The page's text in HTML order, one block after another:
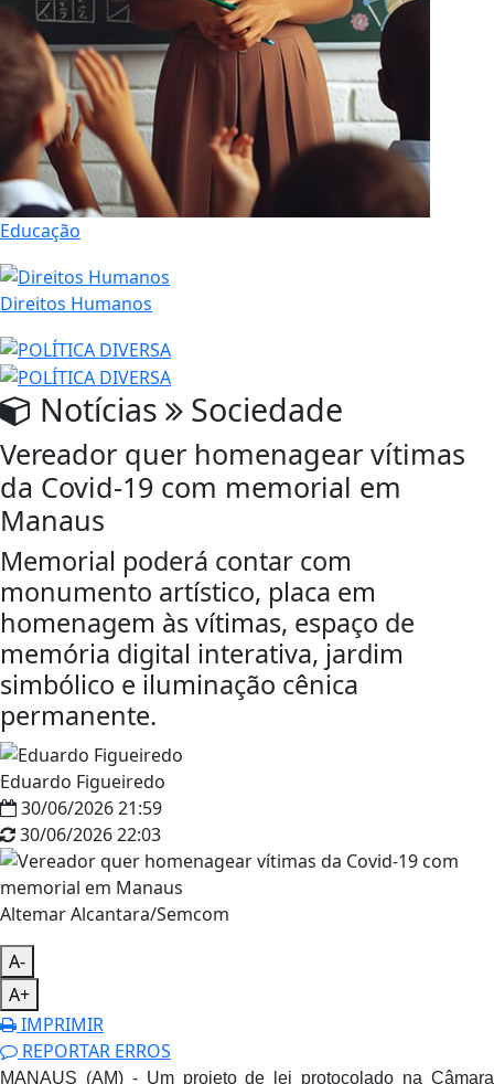
Educação
Direitos Humanos
Notícias Sociedade
Vereador quer homenagear vítimas
da Covid-19 com memorial em
Manaus
Memorial poderá contar com
monumento artístico, placa em
homenagem às vítimas, espaço de
memória digital interativa, jardim
simbólico e iluminação cênica
permanente.
Eduardo Figueiredo
30/06/2026 21:59
30/06/2026 22:03
Altemar Alcantara/Semcom
A-
A+
IMPRIMIR
REPORTAR ERROS
MANAUS (AM) - Um projeto de lei protocolado na Câmara